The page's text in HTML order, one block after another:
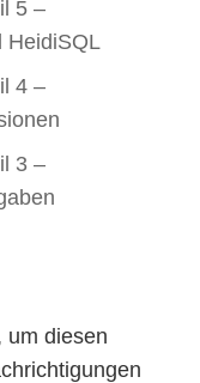
5 –
HeidiSQL
4 –
3 –
um diesen